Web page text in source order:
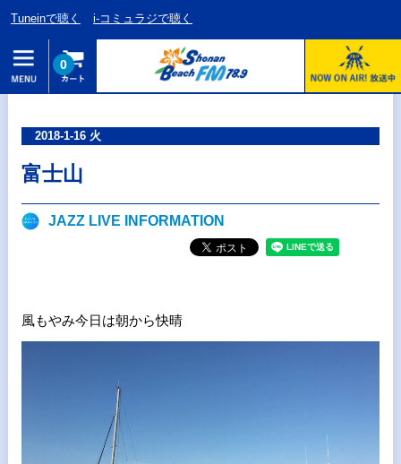
Tuneinで聴く i-コミュラジで聴く
0
2018-1-16 火
富士山
JAZZ LIVE INFORMATION
風もやみ今日は朝から快晴